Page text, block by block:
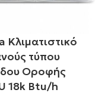
Κλιματιστικό
τύπου
Οροφής
18k Btu/h